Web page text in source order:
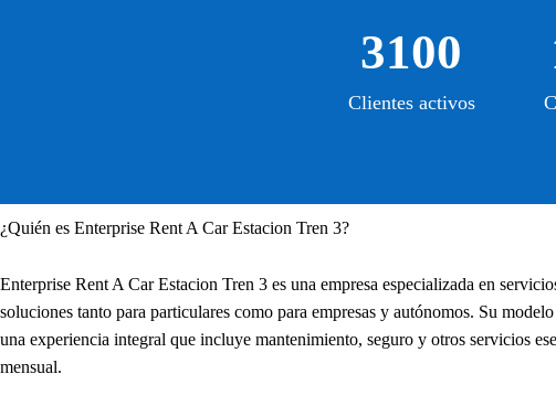
3100
Clientes activos
¿Quién es Enterprise Rent A Car Estacion Tren 3?
Enterprise Rent A Car Estacion Tren 3 es una empresa especializada en
soluciones tanto para particulares como para empresas y autónomos. Su
una experiencia integral que incluye mantenimiento, seguro y otros servicios
mensual.